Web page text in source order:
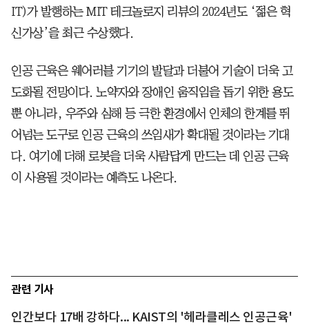
IT)가 발행하는 MIT 테크놀로지 리뷰의 2024년도 ‘젊은 혁
신가상’을 최근 수상했다.
인공 근육은 웨어러블 기기의 발달과 더불어 기술이 더욱 고
도화될 전망이다. 노약자와 장애인 움직임을 돕기 위한 용도
뿐 아니라, 우주와 심해 등 극한 환경에서 인체의 한계를 뛰
어넘는 도구로 인공 근육의 쓰임새가 확대될 것이라는 기대
다. 여기에 더해 로봇을 더욱 사람답게 만드는 데 인공 근육
이 사용될 것이라는 예측도 나온다.
관련 기사
인간보다 17배 강하다... KAIST의 '헤라클레스 인공근육'